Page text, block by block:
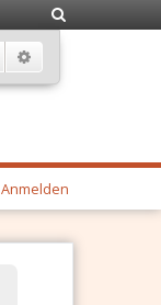
Suche
Anmelden